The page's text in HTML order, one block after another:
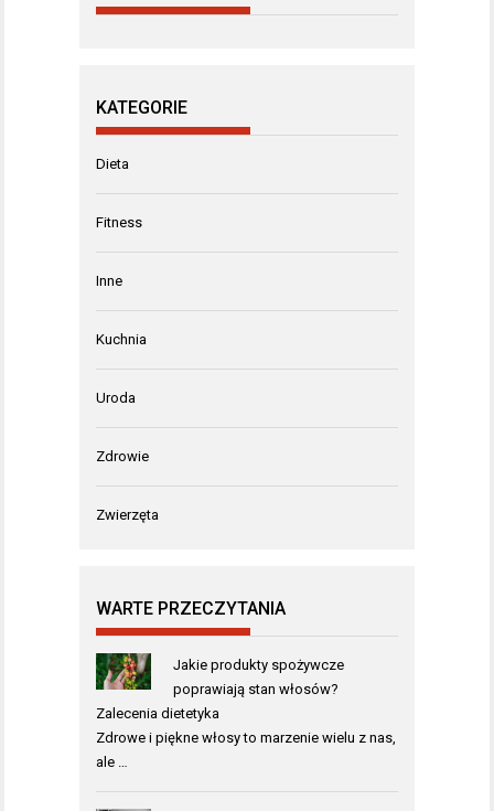
KATEGORIE
Dieta
Fitness
Inne
Kuchnia
Uroda
Zdrowie
Zwierzęta
WARTE PRZECZYTANIA
Jakie produkty spożywcze
poprawiają stan włosów?
Zalecenia dietetyka
Zdrowe i piękne włosy to marzenie wielu z nas,
ale …